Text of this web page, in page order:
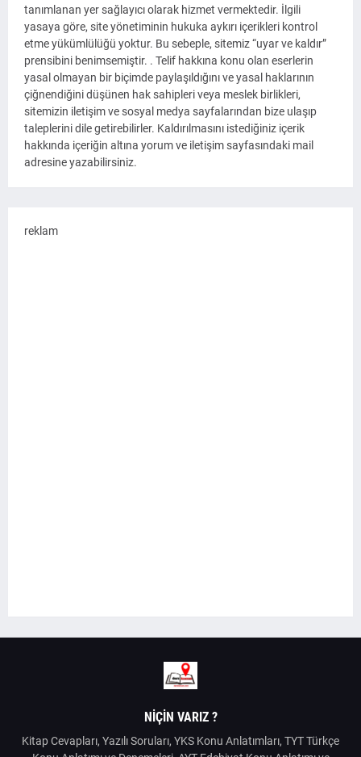
tanımlanan yer sağlayıcı olarak hizmet vermektedir. İlgili
yasaya göre, site yönetiminin hukuka aykırı içerikleri kontrol
etme yükümlülüğü yoktur. Bu sebeple, sitemiz “uyar ve kaldır”
prensibini benimsemiştir. . Telif hakkına konu olan eserlerin
yasal olmayan bir biçimde paylaşıldığını ve yasal haklarının
çiğnendiğini düşünen hak sahipleri veya meslek birlikleri,
sitemizin iletişim ve sosyal medya sayfalarından bize ulaşıp
taleplerini dile getirebilirler. Kaldırılmasını istediğiniz içerik
hakkında içeriğin altına yorum ve iletişim sayfasındaki mail
adresine yazabilirsiniz.
reklam
NIÇIN VARIZ ?
Kitap Cevapları, Yazılı Soruları, YKS Konu Anlatımları, TYT Türkçe